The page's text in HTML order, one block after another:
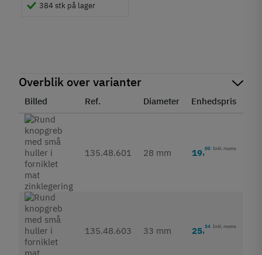
384 stk på lager
Overblik over varianter
Billed Ref. Diameter Enhedspris
135.48.601 28 mm 19,00 Inkl. moms
135.48.603 33 mm 25,54 Inkl. moms